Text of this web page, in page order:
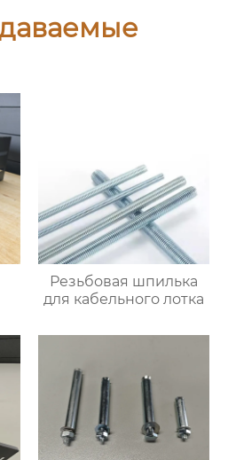
Резьбовая шпилька
для кабельного лотка